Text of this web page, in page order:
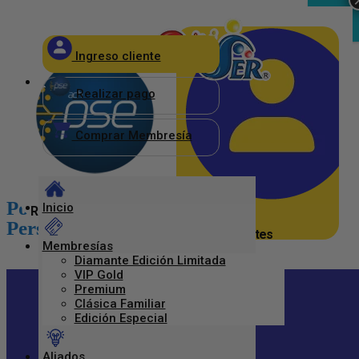
_
Ingreso cliente
Realizar pago
Comprar Membresía
Inicio
Membresías
Diamante Edición Limitada
VIP Gold
Premium
Clásica Familiar
Edición Especial
Realizar pago
Ingreso Clientes
Política de Tratamiento de Datos
Personales